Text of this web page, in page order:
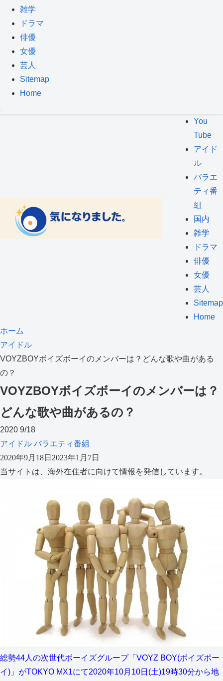
雑学
ドラマ
俳優
女優
芸人
Sitemap
Home
You
Tube
アイド
ル
バラエ
ティ番
組
国内
雑学
ドラマ
俳優
女優
芸人
Sitemap
Home
ホーム
アイドル
VOYZBOYボイズボーイのメンバーは？どんな歌や曲がある
の？
VOYZBOYボイズボーイのメンバーは？
どんな歌や曲があるの？
2020 9/18
アイドル バラエティ番組
2020年9月18日 2023年1月7日
当サイトは、海外在住者に向けて情報を発信しています。
総勢44人の次世代ボーイズグループ「VOYZ BOY(ボイズボー
イ)」がTOKYO MX1にて2020年10月10日(土)19時30分から地